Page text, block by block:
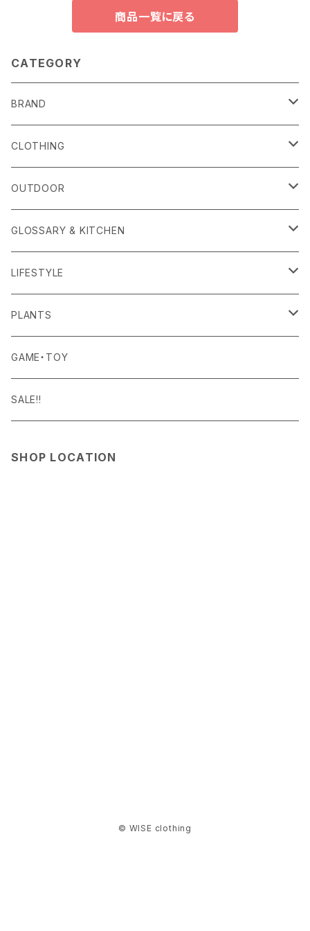
商品一覧に戻る
CATEGORY
BRAND
alls
Amina Collection
APOTHEKE FRAGRANCE
BAICYCLON
BISQUE
Curry Mason
Detail
CLOTHING
OUTER
TOPS
BOTTOMS
ROOM WEAR
SHOES
HAT・CAP
OUTDOOR
CARRYING GOODS
LIGHTING
MILITARY GOODS
NITE IZE
S-BBINER
RGM
GLOSSARY & KITCHEN
FOOD
DRINK
KITCHEN GOODS
TABLEWARE
LIFESTYLE
ALOMA
ART PIECE
BODY & SKIN CARE
PLANTS
POTTED PLANTS
TERRARIUM
GAME・TOY
SALE!!
SHOP LOCATION
© WISE clothing